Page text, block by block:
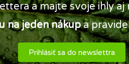
a majte svoje ihly
na jeden nákupa
Prihlásiť sa do newslettra